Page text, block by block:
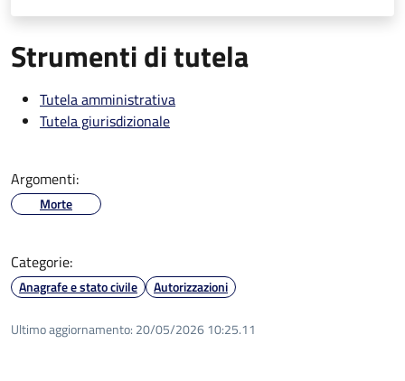
Strumenti di tutela
Tutela amministrativa
Tutela giurisdizionale
Argomenti:
Morte
Categorie:
Anagrafe e stato civile Autorizzazioni
Ultimo aggiornamento: 20/05/2026 10:25.11